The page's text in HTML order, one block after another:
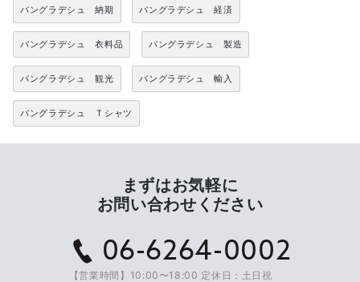
バングラデシュ 納期 バングラデシュ 経済
バングラデシュ 衣料品 バングラデシュ 製造
バングラデシュ 観光 バングラデシュ 輸入
バングラデシュ Ｔシャツ
まずはお気軽に
お問い合わせください
06-6264-0002
【営業時間】10:00〜18:00 定休日：土日祝